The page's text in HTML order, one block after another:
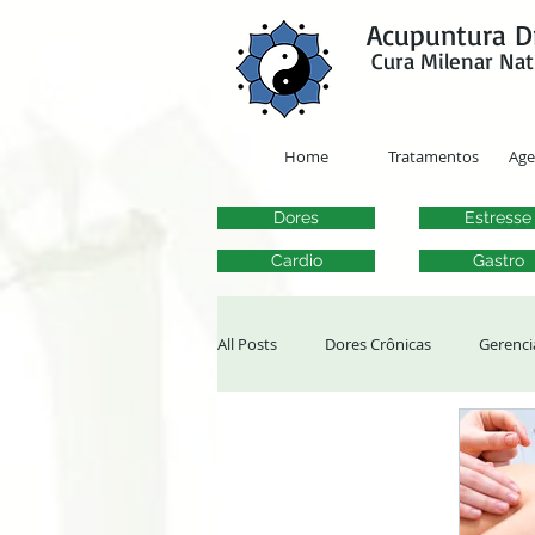
Acupuntura
Cura Milenar
Home Tratamentos
Dores
Cardio
Estresse
Gastro
All Posts Dores Crônicas
Tontura, Vertigem e Zumbido